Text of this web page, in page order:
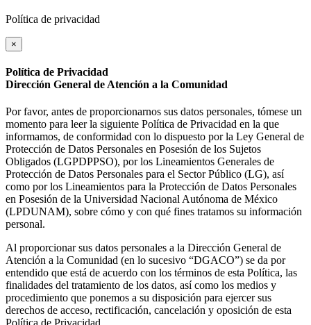
Política de privacidad
×
Política de Privacidad
Dirección General de Atención a la Comunidad
Por favor, antes de proporcionarnos sus datos personales, tómese un
momento para leer la siguiente Política de Privacidad en la que
informamos, de conformidad con lo dispuesto por la Ley General de
Protección de Datos Personales en Posesión de los Sujetos
Obligados (LGPDPPSO), por los Lineamientos Generales de
Protección de Datos Personales para el Sector Público (LG), así
como por los Lineamientos para la Protección de Datos Personales
en Posesión de la Universidad Nacional Autónoma de México
(LPDUNAM), sobre cómo y con qué fines tratamos su información
personal.
Al proporcionar sus datos personales a la Dirección General de
Atención a la Comunidad (en lo sucesivo “DGACO”) se da por
entendido que está de acuerdo con los términos de esta Política, las
finalidades del tratamiento de los datos, así como los medios y
procedimiento que ponemos a su disposición para ejercer sus
derechos de acceso, rectificación, cancelación y oposición de esta